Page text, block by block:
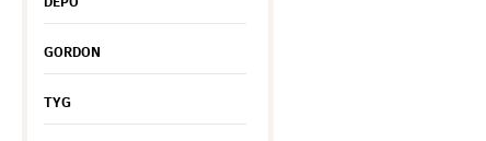
GORDON
TYG